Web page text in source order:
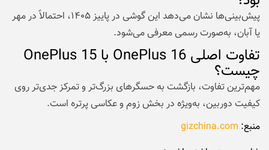
پیش‌بینی‌ها نشان می‌دهد این گوشی در پاییز ۱۴۰۵، احتمالاً در مهر
یا آبان، به‌صورت رسمی معرفی می‌شود.
تفاوت اصلی OnePlus 16 با OnePlus 15
چیست؟
مهم‌ترین تفاوت، بازگشت به حسگرهای بزرگ‌تر و تمرکز جدی‌تر روی
کیفیت دوربین، به‌ویژه در بخش زوم و عکاسی پرتره است.
منبع: gizchina.com